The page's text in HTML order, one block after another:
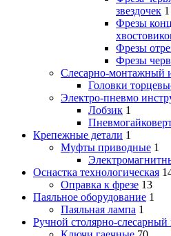
звездочек 1
Фрезы
Фрезы
Фрезы
Слесарно-монтажный
Головки
Электро-пневмо
Лобзик 1
Крепежные детали 1
Муфты приводные 1
Оснастка технологическая
Оправка к фрезе 13
Паяльное оборудование 1
Паяльная лампа 1
Ручной столярно-слесарный